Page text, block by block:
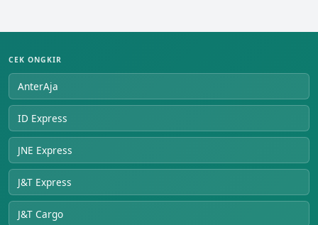
CEK ONGKIR
AnterAja
ID Express
JNE Express
J&T Express
J&T Cargo